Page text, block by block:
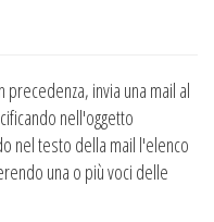
invia una mail al
nell'oggetto
nel testo della mail l'elenco
una o più voci delle